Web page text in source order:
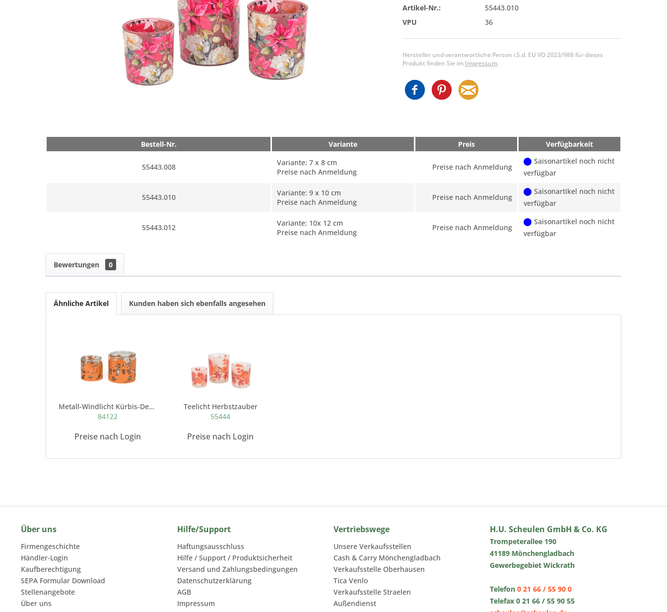
Artikel-Nr.:
55443.010
VPU
36
Hersteller und verantwortliche Person i.S.d. EU VO 2023/988 für dieses
Produkt finden Sie im Impressum.
Bestell-Nr. Variante Preis Verfügbarkeit
55443.008
Variante: 7 x 8 cm
Preise nach Anmeldung
Preise nach Anmeldung
Saisonartikel noch nicht
verfügbar
55443.010
Variante: 9 x 10 cm
Preise nach Anmeldung
Preise nach Anmeldung
Saisonartikel noch nicht
verfügbar
55443.012
Variante: 10x 12 cm
Preise nach Anmeldung
Preise nach Anmeldung
Saisonartikel noch nicht
verfügbar
Bewertungen 0
Ähnliche Artikel Kunden haben sich ebenfalls angesehen
Metall-Windlicht Kürbis-Design mit Glas
84122
Preise nach Login
Teelicht Herbstzauber
55444
Preise nach Login
Über uns
Firmengeschichte
Händler-Login
Kaufberechtigung
SEPA Formular Download
Stellenangebote
Über uns
Hilfe/Support
Haftungsausschluss
Hilfe / Support / Produktsicherheit
Versand und Zahlungsbedingungen
Datenschutzerklärung
AGB
Impressum
Vertriebswege
Unsere Verkaufsstellen
Cash & Carry Mönchengladbach
Verkaufsstelle Oberhausen
Tica Venlo
Verkaufsstelle Straelen
Außendienst
H.U. Scheulen GmbH & Co. KG
Trompeterallee 190
41189 Mönchengladbach
Gewerbegebiet Wickrath
Telefon 0 21 66 / 55 90 0
Telefax 0 21 66 / 55 90 55